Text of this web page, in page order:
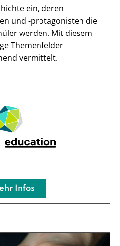
ein, deren
und -protagonisten die
werden. Mit diesem
Themenfelder
vermittelt.
Infos